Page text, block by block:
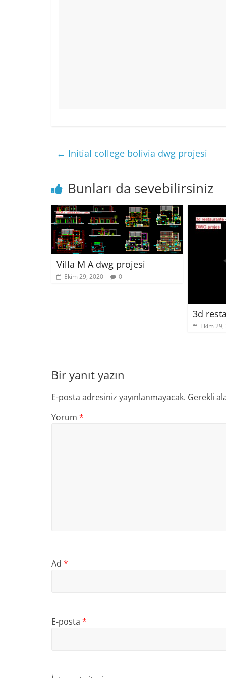
← Initial college bolivia dwg projesi
Bunları da sevebilirsiniz
Villa M A dwg projesi
Ekim 29, 2020 0
3d
Ekim
Bir yanıt yazın
E-posta adresiniz yayınlanmayacak. Gerekli
Yorum *
Ad *
E-posta *